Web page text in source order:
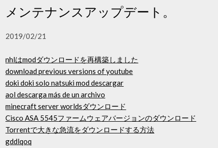
メンテナンスアップデート。
2019/02/21
nhlはmodダウンロードを再構築しました
download previous versions of youtube
doki doki solo natsuki mod descargar
aol descarga más de un archivo
minecraft server worldsダウンロード
Cisco ASA 5545ファームウェアバージョンのダウンロード
Torrentで大きな急流をダウンロードする方法
gddlqoq